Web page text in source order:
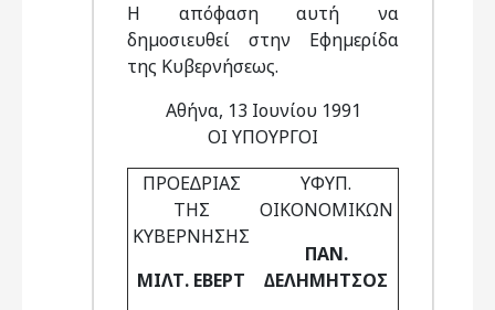
Η απόφαση αυτή να
δηµοσιευθεί στην Εφηµερίδα
της Κυβερνήσεως.
Αθήνα, 13 Ιουνίου 1991
ΟΙ ΥΠΟΥΡΓΟΙ
ΠΡΟΕ∆ΡΙΑΣ
ΤΗΣ
ΚΥΒΕΡΝΗΣΗΣ
ΜΙΛΤ. ΕΒΕΡΤ
ΥΦΥΠ.
ΟΙΚΟΝΟΜΙΚΩΝ
ΠΑΝ.
∆ΕΛΗΜΗΤΣΟΣ